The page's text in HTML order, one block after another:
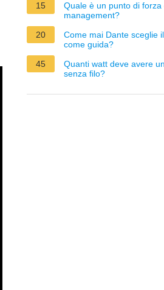
15
Quale è un punto di forza
management?
20
Come mai Dante sceglie
come guida?
45
Quanti watt deve avere
senza filo?